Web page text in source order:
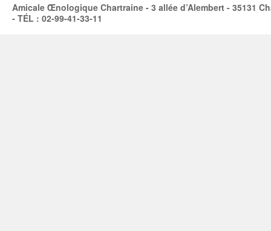
Amicale Œnologique Chartraine - 3 allée d’Alembert - 35131
- TÉL : 02-99-41-33-11